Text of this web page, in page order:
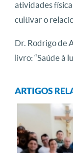
atividades
cultivar o
Dr. Rodrigo de
livro: “Saúde à
ARTIGOS